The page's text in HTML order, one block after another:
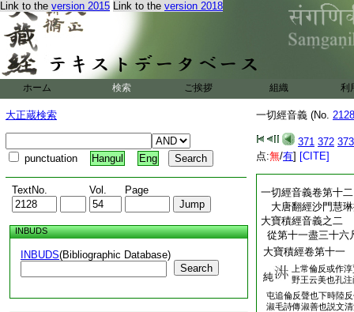
Link to the version 2015 Link to the version 2018
ホーム 検索 ご挨拶 組織 利
大正蔵検索
punctuation Hangul Eng
TextNo. Vol. Page
INBUDS
INBUDS(Bibliographic Database)
Search
一切經音義 (No.
371 372 373
点:無/有] [CITE]
語訛失聖意文句蹇
闕梵夾難爲詳定且
田練反大唐西域
謂之豁旦印度謂
天神時來棲宅此山山
一切經音義卷第十一
一切經音義卷第十二
大唐翻經沙門慧
大寶積經音義之二
從第十一盡三十六
大寶積經卷第十
純
上常倫反或作
野王云美也孔
屯追倫反聲也下時陸
淑毛詩傳淑善也説文